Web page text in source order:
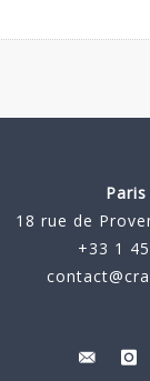
18 rue de
+33 1